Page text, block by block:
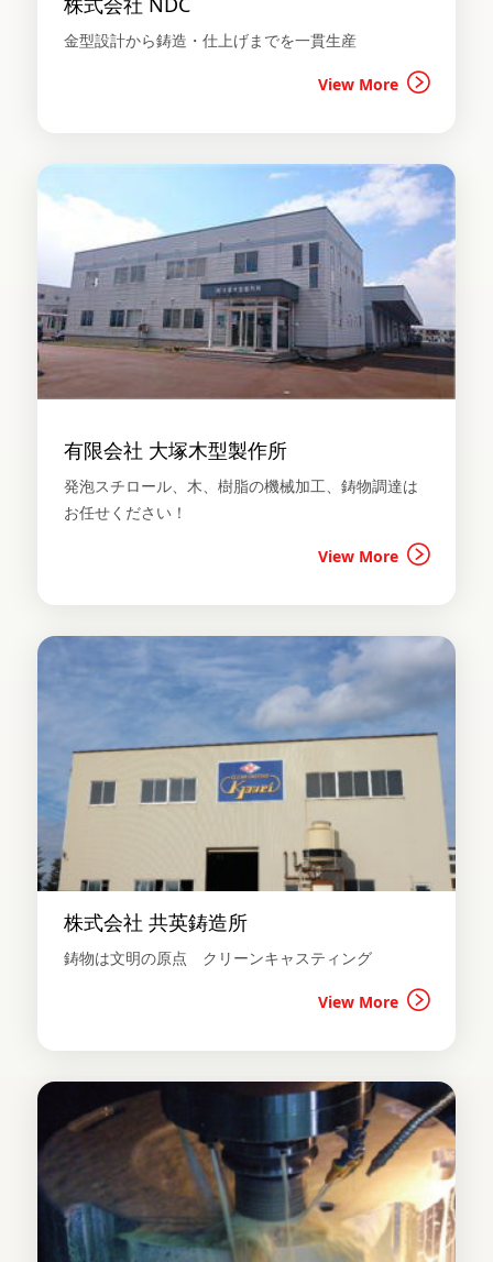
金型設計から鋳造・仕上げまでを一貫生産
View More
有限会社 大塚木型製作所
発泡スチロール、木、樹脂の機械加工、鋳物調達は
お任せください！
View More
株式会社 共英鋳造所
鋳物は文明の原点 クリーンキャスティング
View More